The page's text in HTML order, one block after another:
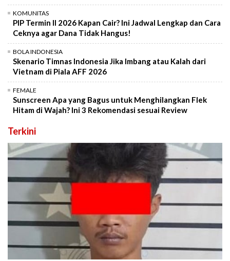
KOMUNITAS
PIP Termin II 2026 Kapan Cair? Ini Jadwal Lengkap dan Cara
Ceknya agar Dana Tidak Hangus!
BOLA INDONESIA
Skenario Timnas Indonesia Jika Imbang atau Kalah dari
Vietnam di Piala AFF 2026
FEMALE
Sunscreen Apa yang Bagus untuk Menghilangkan Flek
Hitam di Wajah? Ini 3 Rekomendasi sesuai Review
Terkini